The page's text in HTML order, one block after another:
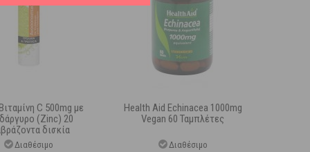
C 500mg με
(Zinc) 20
δισκία
Διαθέσιμο
Health Aid Echinacea 1000mg
Vegan 60 Ταμπλέτες
Διαθέσιμο